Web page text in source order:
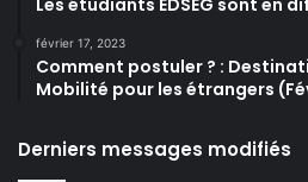
février 17, 2023
Comment postuler ? :
Mobilité pour les étrangers
Derniers messages modifiés